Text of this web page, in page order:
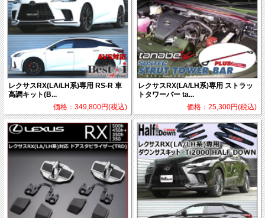
レクサスRX(LA/LH系)専用 RS-R 車
高調キット(B...
価格：349,800円(税込)
レクサスRX(LA/LH系)専用 ストラッ
トタワーバー ta...
価格：25,300円(税込)